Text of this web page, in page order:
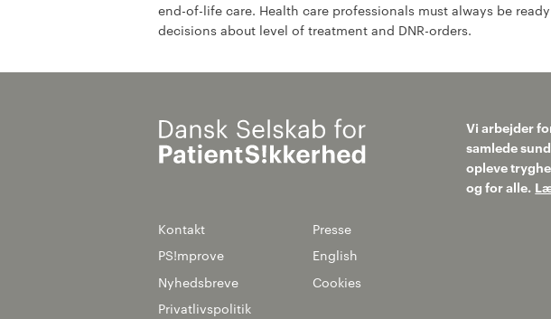
end-of-life care. Health care professionals must always be
decisions about level of treatment and DNR-orders.
Kontakt
Presse
PS!mprove
English
Nyhedsbreve
Cookies
Privatlivspolitik
Vi arbejder
samlede
opleve
og for alle.